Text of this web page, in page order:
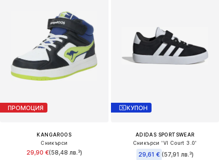
ПРОМОЦИЯ
KANGAROOS
Сникърси
29,90 €(58,48 лв.³)
КУПОН
ADIDAS SPORTSWEAR
Сникърси 'Vl Court 3.0'
29,61 € (57,91 лв.³)